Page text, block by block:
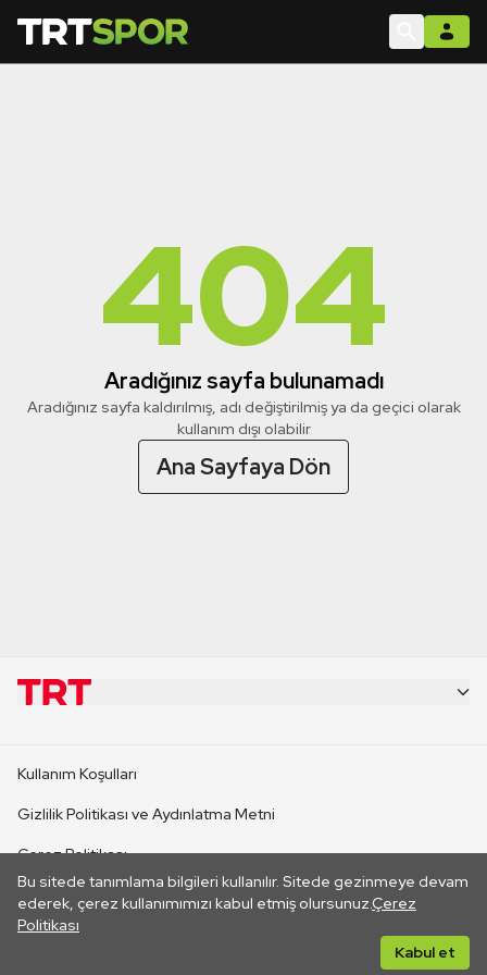
404
Aradığınız sayfa bulunamadı
Aradığınız sayfa kaldırılmış, adı değiştirilmiş ya da geçici olarak
kullanım dışı olabilir
Ana Sayfaya Dön
Bu sitede tanımlama bilgileri kullanılır. Sitede gezinmeye devam
ederek, çerez kullanımımızı kabul etmiş olursunuz.Çerez
Politikası
Kabul et
CANLI YAYINLAR
Kullanım Koşulları
Gizlilik Politikası ve Aydınlatma Metni
Çerez Politikası
İletişim
Her hakkı saklıdır. ©2026 TRT. Bağlantı yoluyla gidilen dış